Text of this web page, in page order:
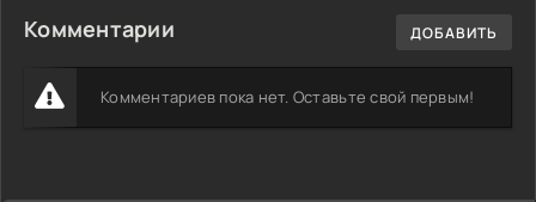
Комментарии ДОБАВИТЬ
Комментариев пока нет. Оставьте свой первым!